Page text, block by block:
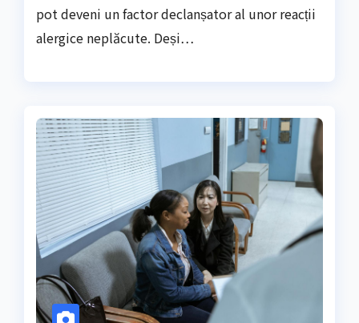
pot deveni un factor declanșator al unor reacții
alergice neplăcute. Deși…